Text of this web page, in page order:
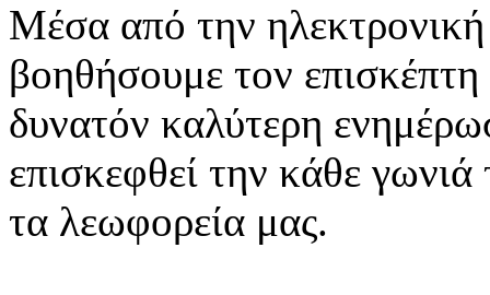
Μέσα από την ηλεκτρονική
βοηθήσουμε τον
δυνατόν καλύτερη
επισκεφθεί την κάθε
τα λεωφορεία μας.